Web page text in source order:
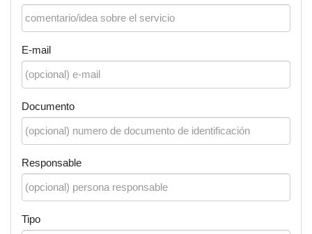
E-mail
Documento
Responsable
Tipo